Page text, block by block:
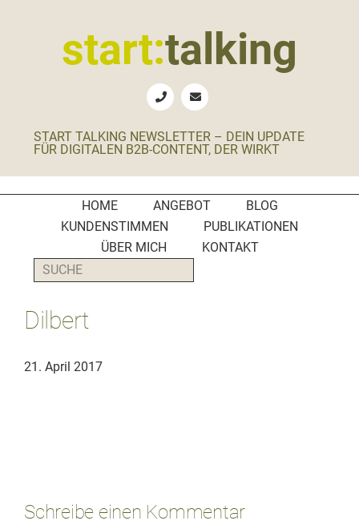
start:talking
B2B-
Social
Media
Manager
PR-
Agenturen
START TALKING NEWSLETTER – DEIN UPDATE
FÜR DIGITALEN B2B-CONTENT, DER WIRKT
HOME ANGEBOT
BLOG
KUNDENSTIMMEN
PUBLIKATIONEN
ÜBER MICH
KONTAKT
SUCHE
Dilbert
21. April 2017
Interaktionen
Schreibe einen Kommentar